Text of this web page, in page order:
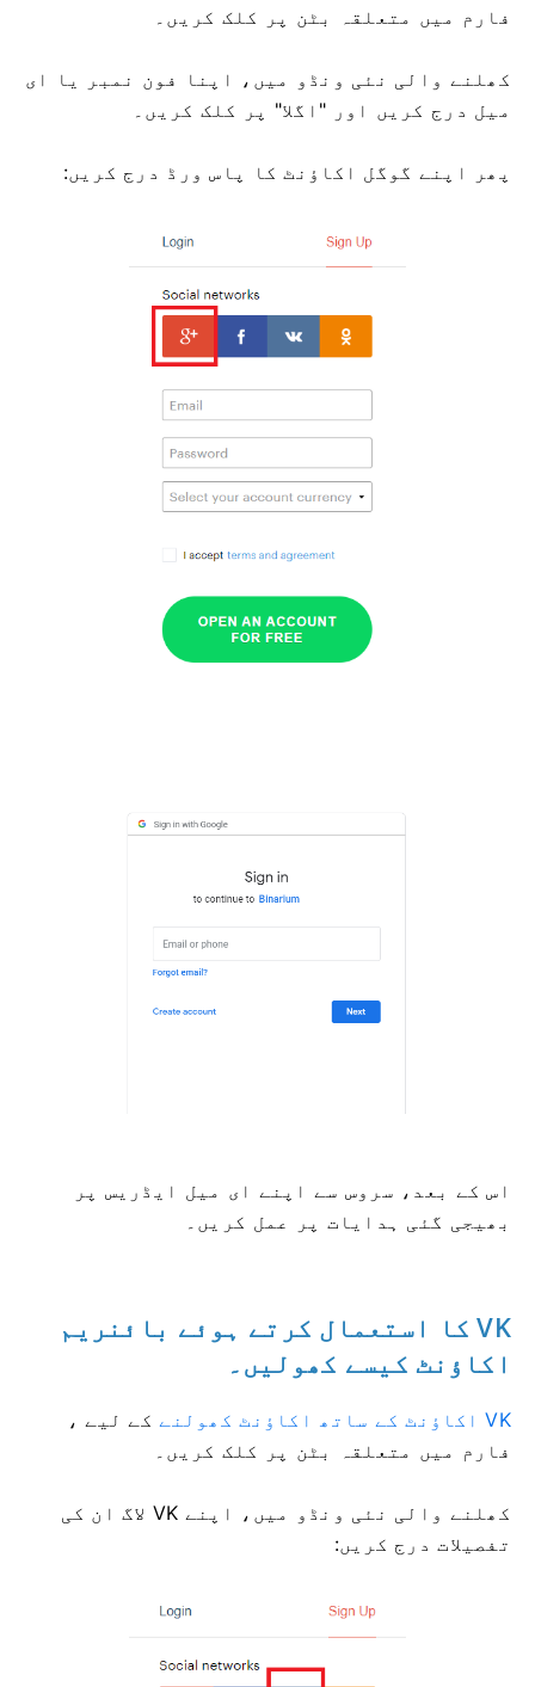
فارم میں متعلقہ بٹن پر کلک کریں۔
کھلنے والی نئی ونڈو میں، اپنا فون نمبر یا ای
میل درج کریں اور "اگلا" پر کلک کریں۔
پھر اپنے گوگل اکاؤنٹ کا پاس ورڈ درج کریں:
اس کے بعد، سروس سے اپنے ای میل ایڈریس پر
بھیجی گئی ہدایات پر عمل کریں۔
VK کا استعمال کرتے ہوئے بائنریم
اکاؤنٹ کیسے کھولیں۔
VK اکاؤنٹ کے ساتھ اکاؤنٹ کھولنے کے لیے ،
فارم میں متعلقہ بٹن پر کلک کریں۔
کھلنے والی نئی ونڈو میں، اپنے VK لاگ ان کی
تفصیلات درج کریں: